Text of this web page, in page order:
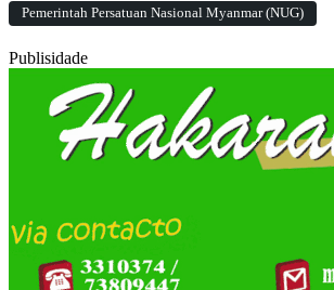
Pemerintah Persatuan Nasional Myanmar (NUG)
Publisidade